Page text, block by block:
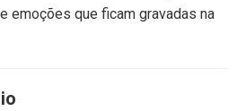
emoções que ficam gravadas na